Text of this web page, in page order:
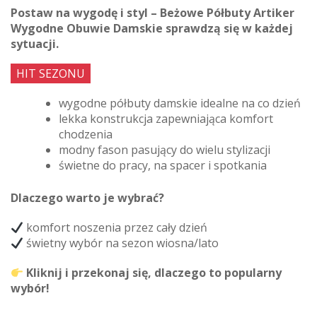
Postaw na wygodę i styl – Beżowe Półbuty Artiker
Wygodne Obuwie Damskie sprawdzą się w każdej
sytuacji.
HIT SEZONU
wygodne półbuty damskie idealne na co dzień
lekka konstrukcja zapewniająca komfort
chodzenia
modny fason pasujący do wielu stylizacji
świetne do pracy, na spacer i spotkania
Dlaczego warto je wybrać?
komfort noszenia przez cały dzień
świetny wybór na sezon wiosna/lato
Kliknij i przekonaj się, dlaczego to popularny
wybór!